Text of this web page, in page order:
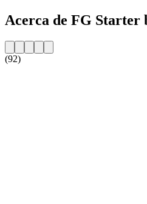
Acerca de FG
(92)